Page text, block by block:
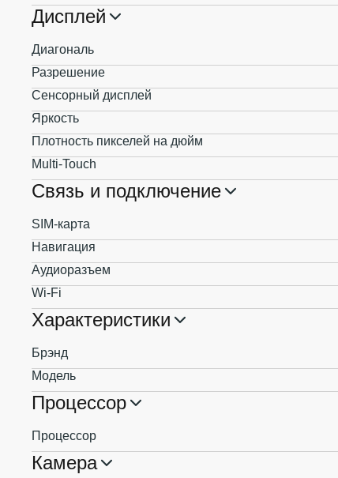
Дисплей
Диагональ
Разрешение
Сенсорный дисплей
Яркость
Плотность пикселей на дюйм
Multi-Touch
Связь и подключение
SIM-карта
Навигация
Аудиоразъем
Wi-Fi
Характеристики
Брэнд
Модель
Процессор
Процессор
Камера